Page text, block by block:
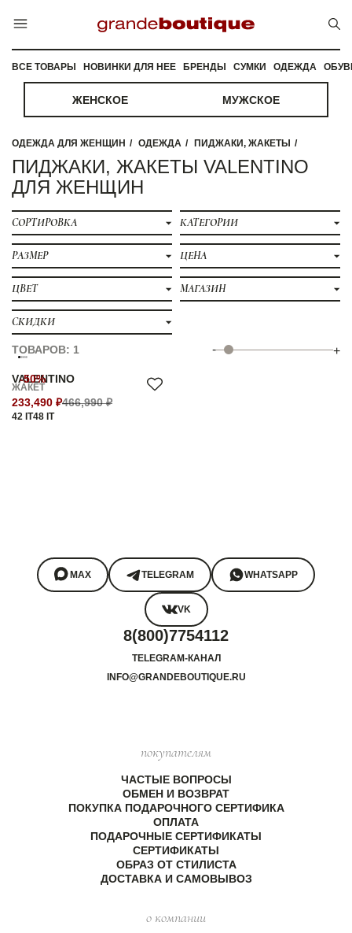
ВСЕ ТОВАРЫ НОВИНКИ ДЛЯ НЕЕ БРЕНДЫ СУМКИ ОДЕЖДА
ЖЕНСКОЕ МУЖСКОЕ
ОДЕЖДА ДЛЯ ЖЕНЩИН ОДЕЖДА ПИДЖАКИ, ЖАКЕТЫ
ПИДЖАКИ, ЖАКЕТЫ VALENTINO
ДЛЯ ЖЕНЩИН
СОРТИРОВКА КАТЕГОРИИ
РАЗМЕР ЦЕНА
ЦВЕТ МАГАЗИН
СКИДКИ
ТОВАРОВ: 1 - +
-50%
VALENTINO
ЖАКЕТ
233,490 ₽466,990 ₽
42 IT48 IT
MAX TELEGRAM WHATSAPP
VK
8(800)7754112
TELEGRAM-КАНАЛ
INFO@GRANDEBOUTIQUE.RU
покупателям
ЧАСТЫЕ ВОПРОСЫ
ОБМЕН И ВОЗВРАТ
ПОКУПКА ПОДАРОЧНОГО СЕРТИФИКА
ОПЛАТА
ПОДАРОЧНЫЕ СЕРТИФИКАТЫ
СЕРТИФИКАТЫ
ОБРАЗ ОТ СТИЛИСТА
ДОСТАВКА И САМОВЫВОЗ
о компании